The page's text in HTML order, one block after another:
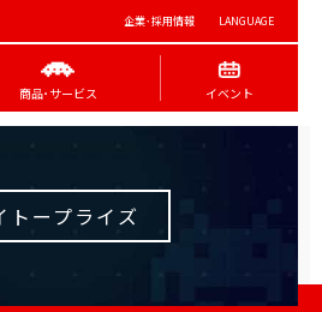
企業･採用情報 LANGUAGE
商品･サービス イベント
トープライズ